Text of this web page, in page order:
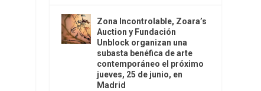
Zona Incontrolable, Zoara’s
Auction y Fundación
Unblock organizan una
subasta benéfica de arte
contemporáneo el próximo
jueves, 25 de junio, en
Madrid